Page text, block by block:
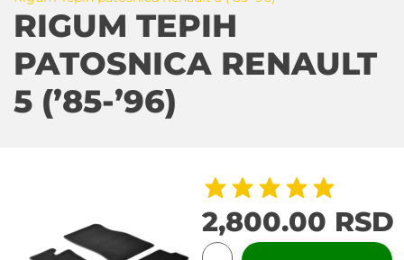
RIGUM TEPIH
PATOSNICA RENAULT
5 (’85-’96)
2,800.00 RSD